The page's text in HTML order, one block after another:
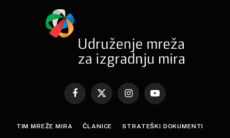
Facebook
X
InstagramYouTube
TIM MREŽE MIRA ČLANICE STRATEŠKI DOKUMENTI